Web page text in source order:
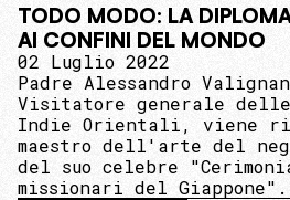
TODO MODO: LA
AI CONFINI DEL MONDO
02 Luglio 2022
Padre Alessandro
Visitatore generale
Indie Orientali, viene
maestro dell'arte del
del suo celebre
missionari del Giappone".